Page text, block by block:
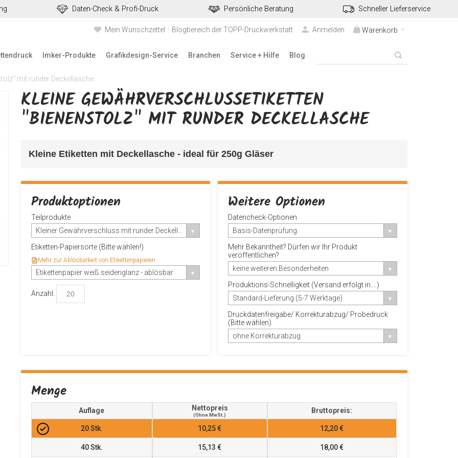
Daten-Check & Profi-Druck Persönliche Beratung Schneller Lieferservice
Warenkorb
Mein Wunschzettel Blogbereich der TOPP-Druckwerkstatt Anmelden
Imker-Produkte Grafikdesign-Service Branchen Service + Hilfe Blog
mit runder Deckellasche
KLEINE GEWÄHRVERSCHLUSSETIKETTEN
"BIENENSTOLZ" MIT RUNDER DECKELLASCHE
Kleine Etiketten mit Deckellasche - ideal für 250g Gläser
Produktoptionen
Teilprodukte
Etiketten-Papiersorte (Bitte wählen!)
Mehr zur Ablösbarkeit von Etikettenpapieren
Etikettenpapier weiß seidenglanz - ablösbar
Anzahl:
Weitere Optionen
Datencheck-Optionen
Basis-Datenprüfung
Mehr Bekanntheit? Dürfen wir Ihr Produkt
veröffentlichen?
keine weiteren Besonderheiten
Produktions-Schnelligkeit (Versand erfolgt in....)
Standard-Lieferung (5-7 Werktage)
Druckdatenfreigabe/ Korrekturabzug/ Probedruck
(Bitte wählen)
ohne Korrekturabzug
Menge
Auflage Nettopreis
(ohne MwSt.)
Bruttopreis:
20Stk. 10,25 € 12,20 €
40Stk. 15,13 € 18,00 €